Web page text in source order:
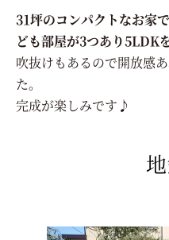
31坪のコンパクトなお家
ども部屋が3つあり5LDK
吹抜けもあるので開放感
た。
完成が楽しみです♪